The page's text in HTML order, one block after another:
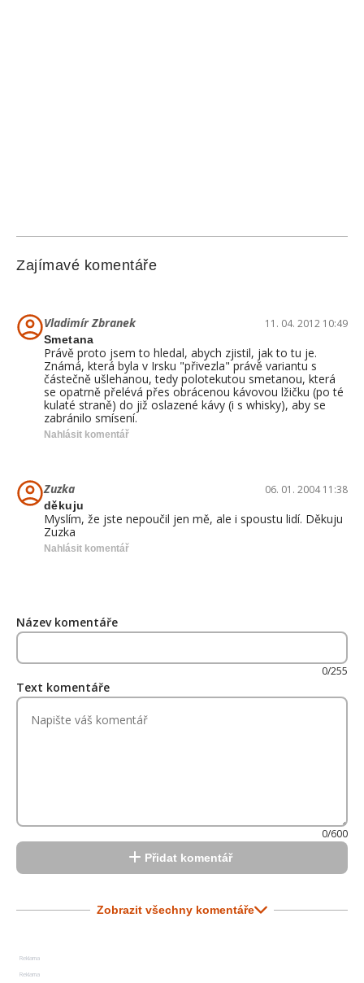
Zajímavé komentáře
Vladimír Zbranek 11. 04. 2012 10:49
Smetana
Právě proto jsem to hledal, abych zjistil, jak to tu je.
Známá, která byla v Irsku "přivezla" právě variantu s
částečně ušlehanou, tedy polotekutou smetanou, která
se opatrně přelévá přes obrácenou kávovou lžičku (po té
kulaté straně) do již oslazené kávy (i s whisky), aby se
zabránilo smísení.
Nahlásit komentář
Zuzka 06. 01. 2004 11:38
děkuju
Myslím, že jste nepoučil jen mě, ale i spoustu lidí. Děkuju
Zuzka
Nahlásit komentář
Název komentáře
0/255
Text komentáře
0/600
Přidat komentář
Zobrazit všechny komentáře
Reklama
Reklama